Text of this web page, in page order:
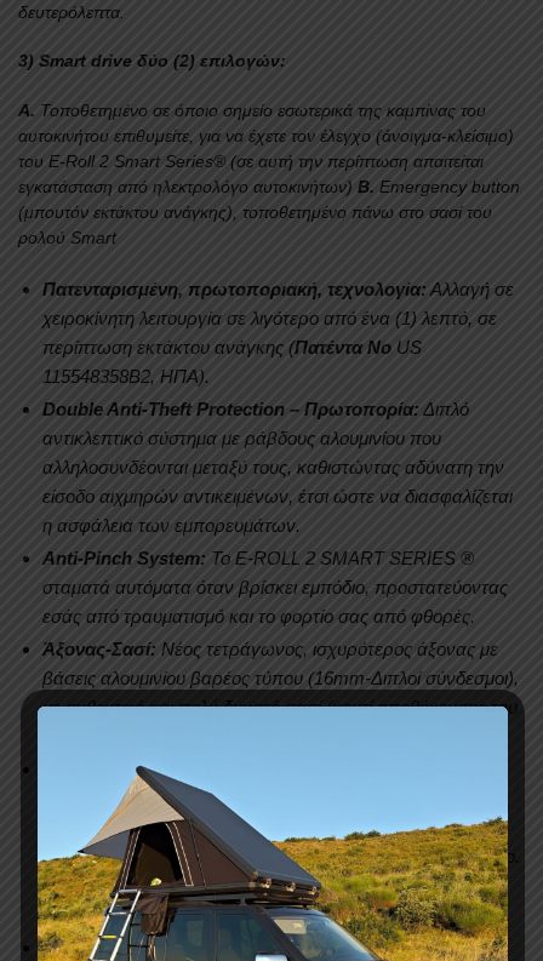
δευτερόλεπτα.
3) Smart drive δύο (2) επιλογών:
Α. Τοποθετημένο σε όποιο σημείο εσωτερικά της καμπίνας του
αυτοκινήτου επιθυμείτε, για να έχετε τον έλεγχο (άνοιγμα-κλείσιμο)
του E-Roll 2 Smart Series® (σε αυτή την περίπτωση απαιτείται
εγκατάσταση από ηλεκτρολόγο αυτοκινήτων) Β. Emergency button
(μπουτόν εκτάκτου ανάγκης), τοποθετημένο πάνω στο σασί του
ρολού Smart
Πατενταρισμένη, πρωτοποριακή, τεχνολογία: Αλλαγή σε
χειροκίνητη λειτουργία σε λιγότερο από ένα (1) λεπτό, σε
περίπτωση εκτάκτου ανάγκης (Πατέντα Νο US
115548358B2, ΗΠΑ).
Double Anti-Theft Protection – Πρωτοπορία: Διπλό
αντικλεπτικό σύστημα με ράβδους αλουμινίου που
αλληλοσυνδέονται μεταξύ τους, καθιστώντας αδύνατη την
είσοδο αιχμηρών αντικειμένων, έτσι ώστε να διασφαλίζεται
η ασφάλεια των εμπορευμάτων.
Anti-Pinch System: To E-ROLL 2 SMART SERIES ®
σταματά αυτόματα όταν βρίσκει εμπόδιο, προστατεύοντας
εσάς από τραυματισμό και το φορτίο σας από φθορές.
Άξονας-Σασί: Νέος τετράγωνος, ισχυρότερος άξονας με
βάσεις αλουμινίου βαρέος τύπου (16mm-Διπλοί σύνδεσμοι),
με ανθεκτικό και πολύ δυνατό σασί (κουτί αποθήκευσης του
Εσωτερικός, ρυθμιζόμενος φωτισμός LED τριών (3)
δεξιά, αριστερά, μέση της καρότσας, καθώς και
ρύθμιση δέσμης (σκάλες) φωτός. Με τον τρόπο αυτό
εξασφαλίζεται η ορατότητα όταν το φως είναι περιορισμένο.
Αυτόματο κλείσιμο μετά από λίγα λεπτά για εξοικονόμηση
μπαταρίας.
Μοτέρ:Νέο μοτέρ ( αθόρυβη
λειτουργία), με σύστημα